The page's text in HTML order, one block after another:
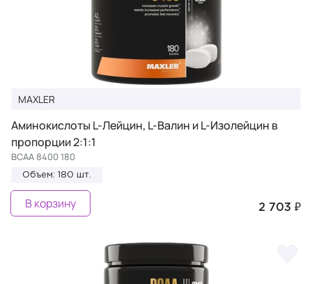
MAXLER
Аминокислоты L-Лейцин, L-Валин и L-Изолейцин в
пропорции 2:1:1
BCAA 8400 180
Объем: 180 шт.
2 703 ₽
В корзину